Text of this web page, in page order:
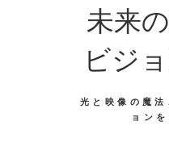
未来
ビジ
光と映像の魔
ョン